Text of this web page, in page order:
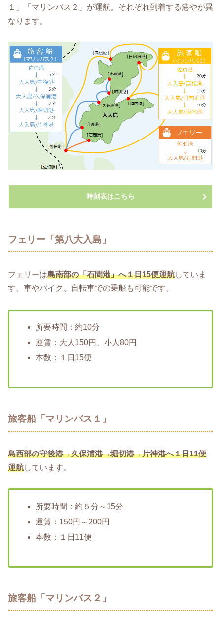
１」「マリンバス２」が運航。それぞれ到着する港やが異
なります。
時刻表はこちら
フェリー「第八大入島」
フェリーは島南部の「石間港」へ１日15便運航していま
す。車やバイク、自転車での乗船も可能です。
所要時間：約10分
運賃：大人150円、小人80円
本数：１日15便
旅客船「マリンバス１」
島西部の守後港→久保浦港→堀切港→片神港へ１日11便
運航しています。
所要時間：約５分～15分
運賃：150円～200円
本数：１日11便
旅客船「マリンバス２」